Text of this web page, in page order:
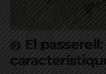
El passerell: